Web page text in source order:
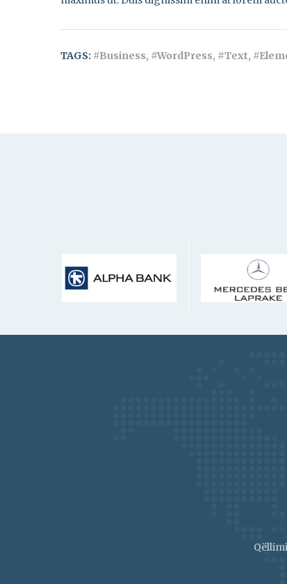
TAGS: #Business, #WordPress, #Text,